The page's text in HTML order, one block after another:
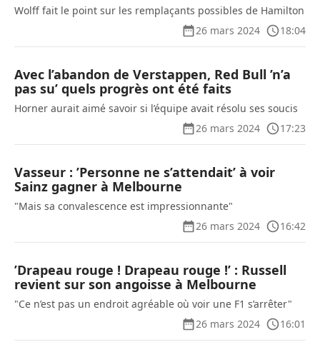
Wolff fait le point sur les remplaçants possibles de Hamilton
26 mars 2024
18:04
Avec l’abandon de Verstappen, Red Bull ’n’a
pas su’ quels progrès ont été faits
Horner aurait aimé savoir si l’équipe avait résolu ses soucis
26 mars 2024
17:23
Vasseur : ’Personne ne s’attendait’ à voir
Sainz gagner à Melbourne
"Mais sa convalescence est impressionnante"
26 mars 2024
16:42
’Drapeau rouge ! Drapeau rouge !’ : Russell
revient sur son angoisse à Melbourne
"Ce n’est pas un endroit agréable où voir une F1 s’arrêter"
26 mars 2024
16:01